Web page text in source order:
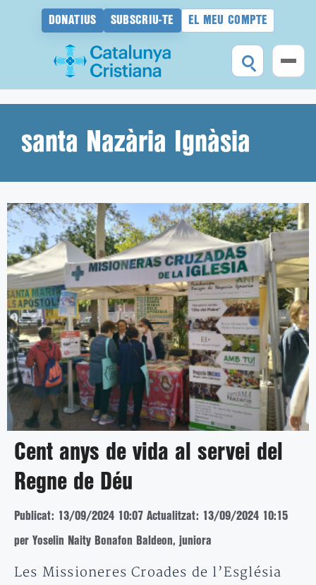
DONATIUS SUBSCRIU-TE EL MEU COMPTE
contingutsanta Nazària Ignàsia
Cent anys de vida al servei del
Regne de Déu
Publicat: 13/09/2024 10:07 Actualitzat: 13/09/2024 10:15
per Yoselin Naity Bonafon Baldeon, juniora
Les Missioneres Croades de l’Església